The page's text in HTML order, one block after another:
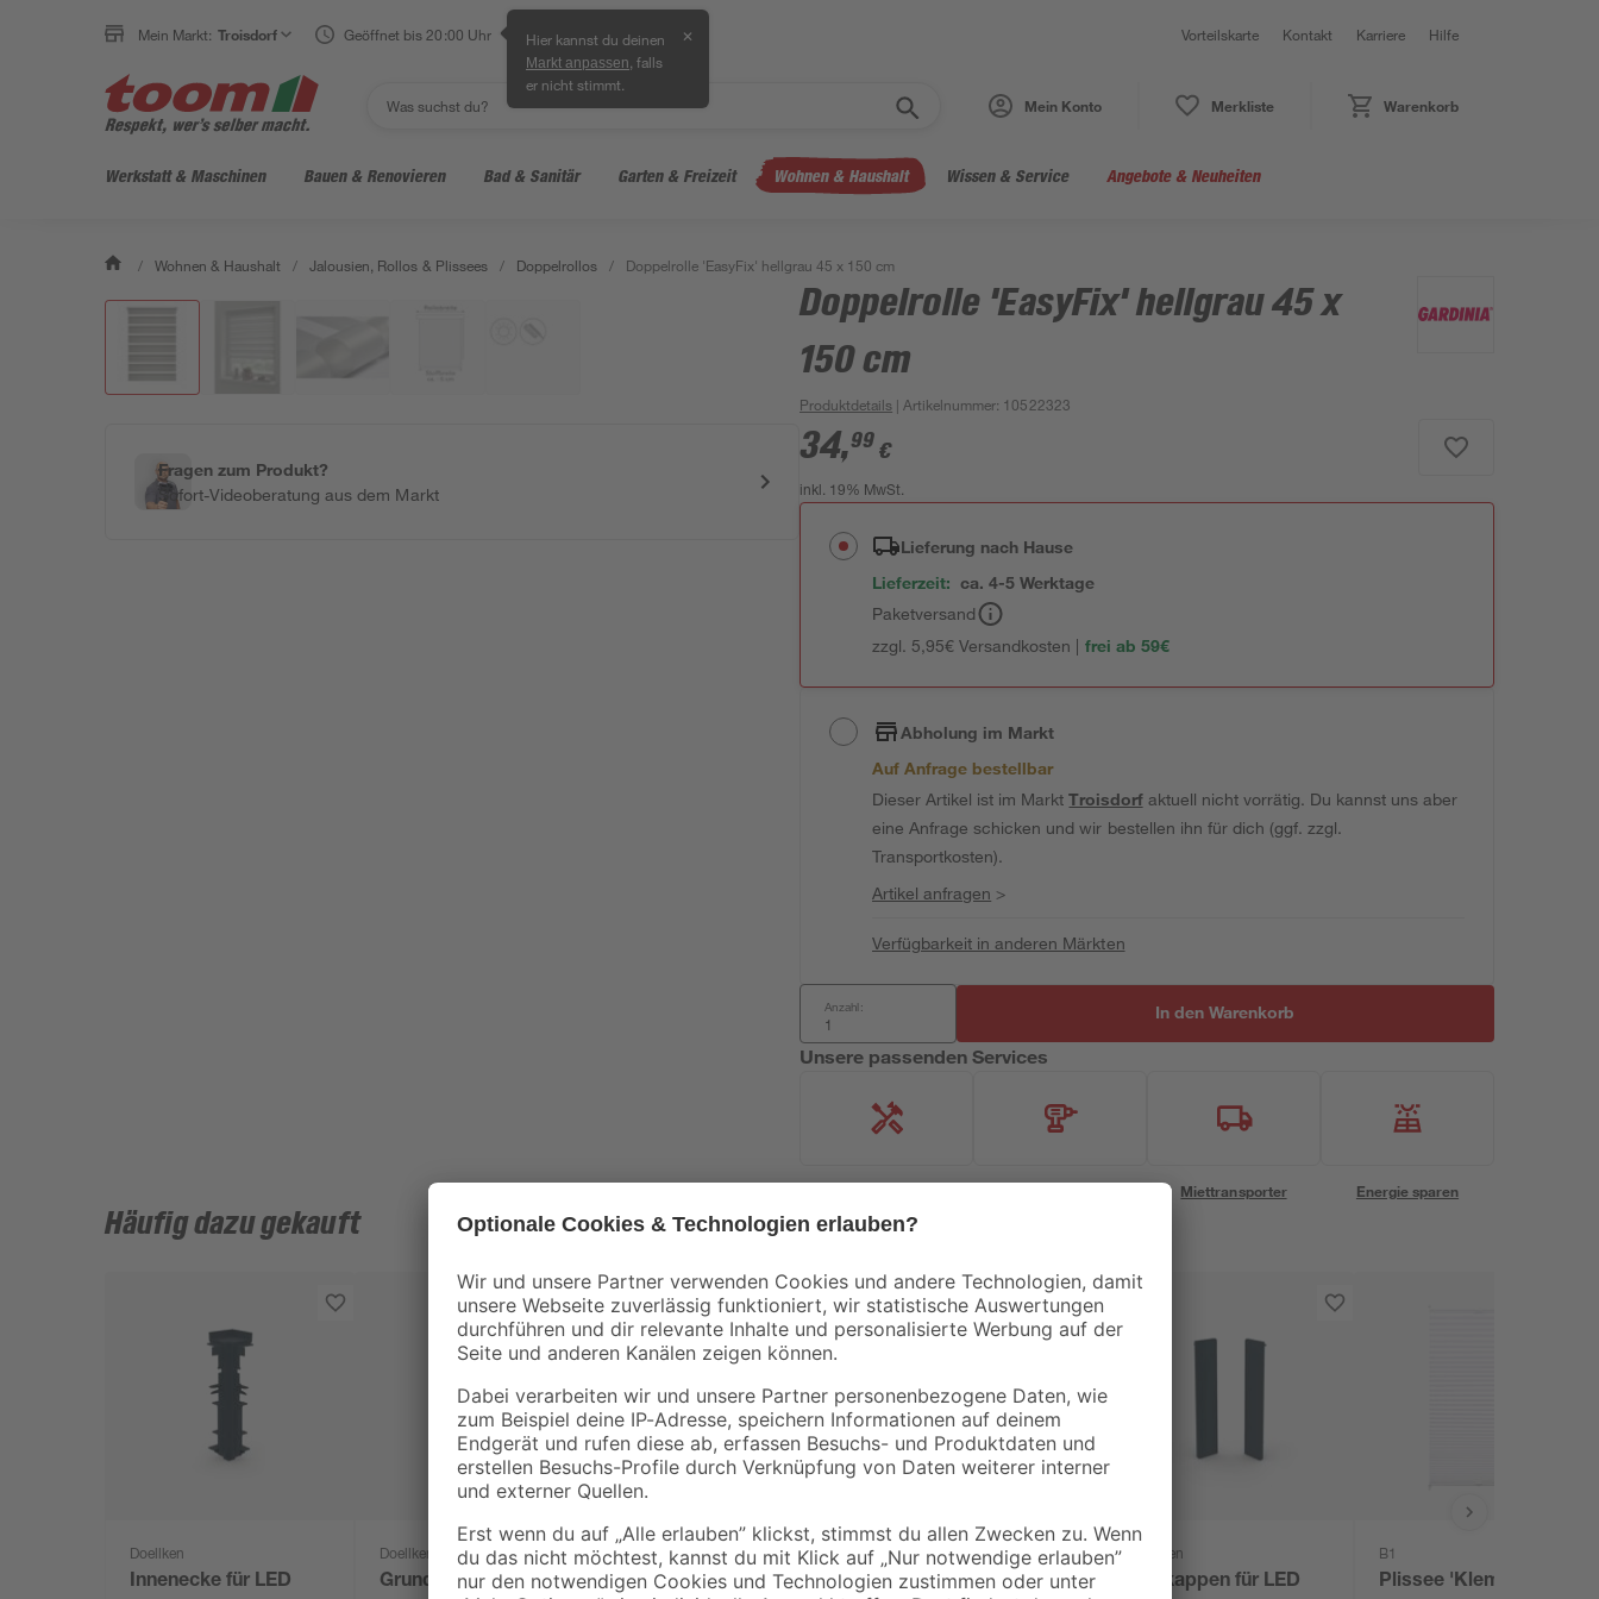
Mein Markt: Troisdorf Geöffnet bis 20:00 Uhr Hier kannst du deinen
Markt anpassen , falls
er nicht stimmt.
✕ Vorteilskarte Kontakt Karriere Hilfe
Mein Konto Merkliste Warenkorb
Werkstatt & Maschinen Bauen & Renovieren Bad & Sanitär Garten & Freizeit Wohnen & Haushalt Wissen & Service Angebote & Neuheiten
/ Wohnen & Haushalt / Jalousien, Rollos & Plissees / Doppelrollos / Doppelrolle 'EasyFix' hellgrau 45 x 150 cm
Fragen zum Produkt?
Sofort-Videoberatung aus dem Markt
Doppelrolle 'EasyFix' hellgrau 45 x
150 cm
Produktdetails | Artikelnummer: 10522323
34,99 €
inkl. 19% MwSt.
Lieferung nach Hause
Lieferzeit: ca. 4-5 Werktage
Paketversand
zzgl. 5,95€ Versandkosten | frei ab 59€
Abholung im Markt
Auf Anfrage bestellbar
Dieser Artikel ist im MarktTroisdorfaktuell nicht vorrätig. Du kannst uns aber
eine Anfrage schicken und wir bestellen ihn für dich (ggf. zzgl.
Transportkosten).
Artikel anfragen >
Verfügbarkeit in anderen Märkten
Anzahl: In den Warenkorb
Unsere passenden Services
Miettransporter Energie sparen
Häufig dazu gekauft
Doellken
Innenecke für LED
Doellken
Grundprofil 'Cubica
Doellken
Deckprofil 'Cubica LS
Doellken
Endkappen für LED
Doellken
Endkappen für LED
B1
Plissee 'Klemmfix'